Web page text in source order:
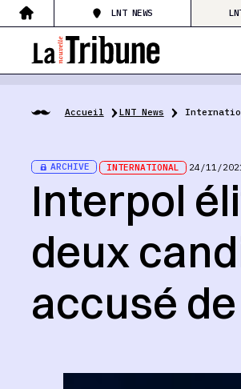
LNT NEWS
Accueil LNT News
ARCHIVE INTERNATIONAL 24/11/
Interpol
deux
accusé